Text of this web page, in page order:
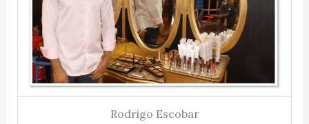
Rodrigo Escobar